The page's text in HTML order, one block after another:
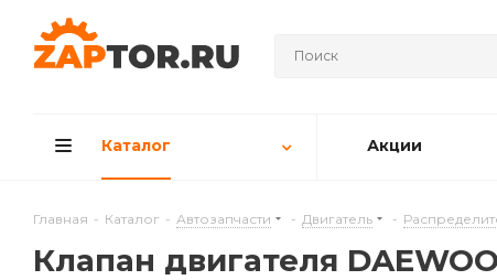
Каталог Акции
Главная - Каталог - Автозапчасти - Двигатель -
Клапан двигателя